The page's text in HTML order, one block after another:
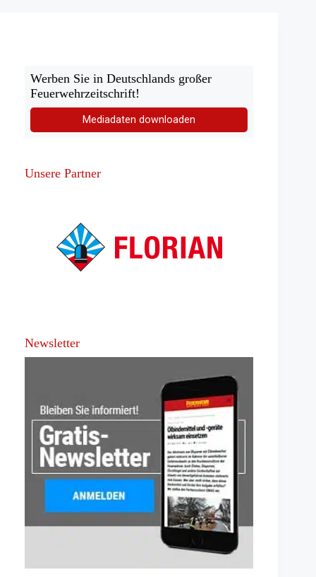
Werben Sie in Deutschlands großer
Feuerwehrzeitschrift!
Mediadaten downloaden
Unsere Partner
Newsletter